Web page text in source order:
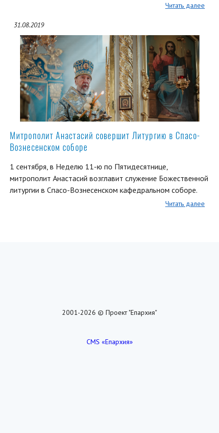
Читать далее
31.08.2019
Митрополит Анастасий совершит Литургию в Спасо-
Вознесенском соборе
1 сентября, в Неделю 11-ю по Пятидесятнице,
митрополит Анастасий возглавит служение Божественной
литургии в Спасо-Вознесенском кафедральном соборе.
Читать далее
2001-2026 © Проект "Епархия"
CMS «Епархия»